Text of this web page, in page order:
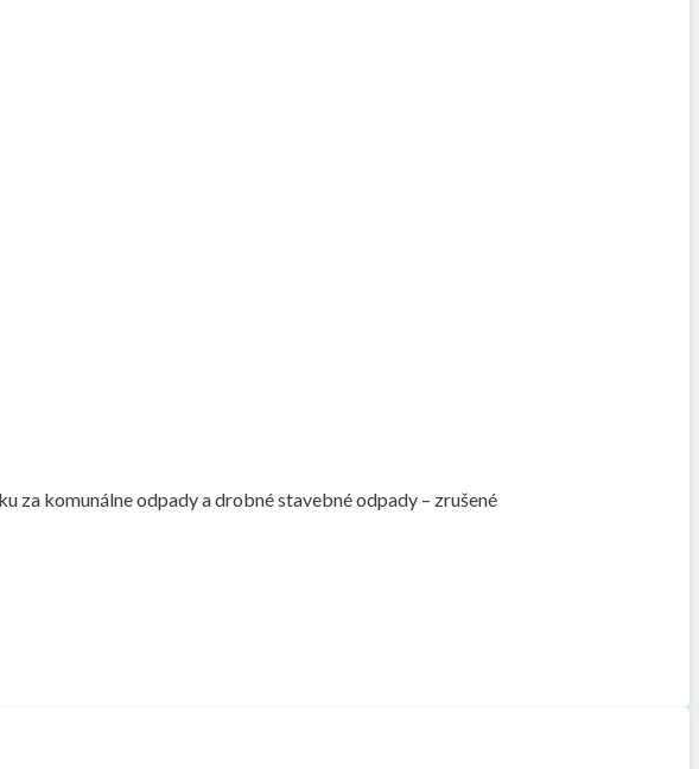
za komunálne odpady a drobné stavebné odpady – zrušené